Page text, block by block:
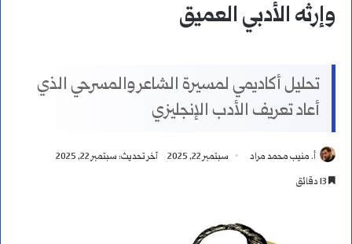
وإرثه الأدبي العميق
تحليل أكاديمي لمسيرة الشاعر والمسرحي الذي
أعاد تعريف الأدب الإنجليزي
أ. منيب محمد مراد سبتمبر 22, 2025
آخر تحديث: سبتمبر 22, 2025